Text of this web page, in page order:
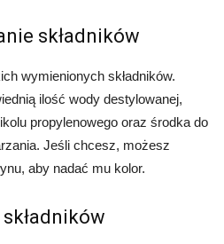
składników
wymienionych składników.
ilość wody destylowanej,
propylenowego oraz środka do
Jeśli chcesz, możesz
aby nadać mu kolor.
składników